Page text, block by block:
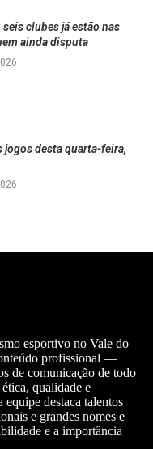
clubes já estão nas
ainda disputa
jogos desta quarta-feira,
esportivo no Vale do
profissional —
de comunicação de todo
qualidade e
destaca talentos
e grandes nomes e
e a importância